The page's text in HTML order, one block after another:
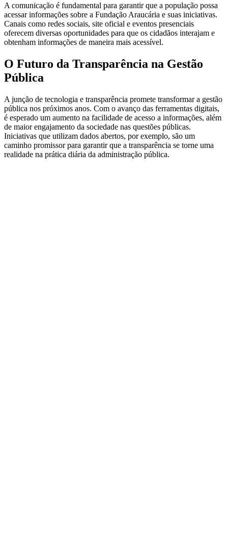
A comunicação é fundamental para garantir que a população possa
acessar informações sobre a Fundação Araucária e suas iniciativas.
Canais como redes sociais, site oficial e eventos presenciais
oferecem diversas oportunidades para que os cidadãos interajam e
obtenham informações de maneira mais acessível.
O Futuro da Transparência na Gestão
Pública
A junção de tecnologia e transparência promete transformar a gestão
pública nos próximos anos. Com o avanço das ferramentas digitais,
é esperado um aumento na facilidade de acesso a informações, além
de maior engajamento da sociedade nas questões públicas.
Iniciativas que utilizam dados abertos, por exemplo, são um
caminho promissor para garantir que a transparência se torne uma
realidade na prática diária da administração pública.